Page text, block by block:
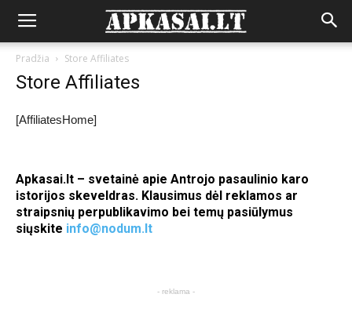
Pradžia Store Affiliates
Store Affiliates
[AffiliatesHome]
Apkasai.lt – svetainė apie Antrojo pasaulinio karo
istorijos skeveldras. Klausimus dėl reklamos ar
straipsnių perpublikavimo bei temų pasiūlymus
siųskite info@nodum.lt
- reklama -